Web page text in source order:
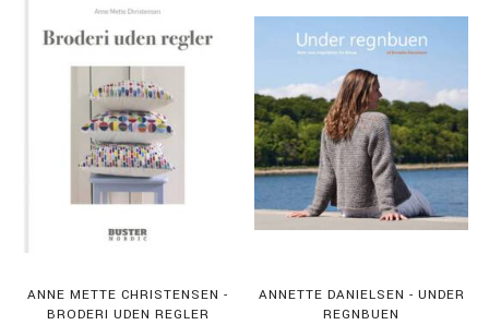
ANNE METTE CHRISTENSEN -
BRODERI UDEN REGLER
ANNETTE DANIELSEN - UNDER
REGNBUEN